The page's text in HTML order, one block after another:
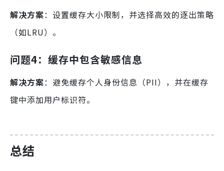
解决方案：设置缓存大小限制，并选择高效的逐出策略
（如LRU）。
问题4：缓存中包含敏感信息
解决方案：避免缓存个人身份信息（PII），并在缓存
键中添加用户标识符。
总结